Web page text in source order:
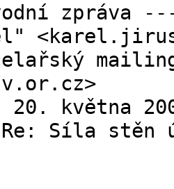
zpráva
20. května
Re: Síla stěn